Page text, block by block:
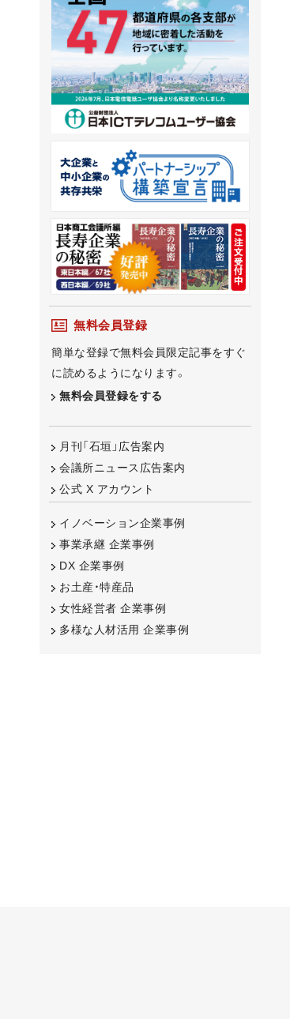
無料会員登録
簡単な登録で無料会員限定記事をすぐ
に読めるようになります。
無料会員登録をする
月刊「石垣」広告案内
会議所ニュース広告案内
公式 X アカウント
イノベーション企業事例
事業承継 企業事例
DX 企業事例
お土産・特産品
女性経営者 企業事例
多様な人材活用 企業事例